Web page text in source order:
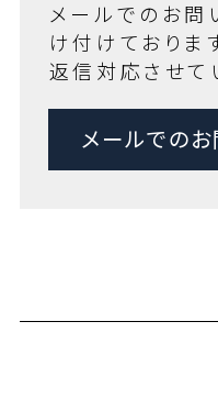
メールでのお
け付けておりま
返信対応させて
メールでの